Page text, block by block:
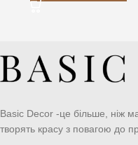
Basic Decor -це більше, ніж
творять красу з повагою до